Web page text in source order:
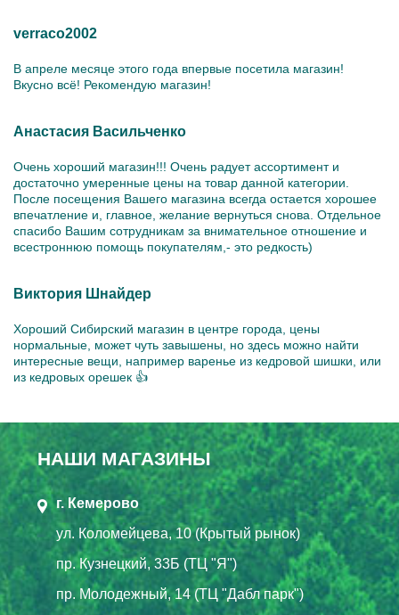
verraco2002
В апреле месяце этого года впервые посетила магазин!
Вкусно всё! Рекомендую магазин!
Анастасия Васильченко
Очень хороший магазин!!! Очень радует ассортимент и
достаточно умеренные цены на товар данной категории.
После посещения Вашего магазина всегда остается хорошее
впечатление и, главное, желание вернуться снова. Отдельное
спасибо Вашим сотрудникам за внимательное отношение и
всестроннюю помощь покупателям,- это редкость)
Виктория Шнайдер
Хороший Сибирский магазин в центре города, цены
нормальные, может чуть завышены, но здесь можно найти
интересные вещи, например варенье из кедровой шишки, или
из кедровых орешек 👍
НАШИ МАГАЗИНЫ
г. Кемерово
ул. Коломейцева, 10 (Крытый рынок)
пр. Кузнецкий, 33Б (ТЦ "Я")
пр. Молодежный, 14 (ТЦ "Дабл парк")